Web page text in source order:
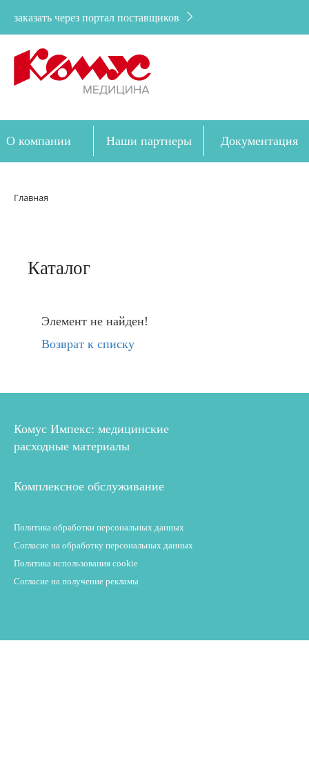
заказать через портал поставщиков
О компании Наши партнеры Документация
Главная
Каталог
Элемент не найден!
Возврат к списку
Комус Импекс: медицинские
расходные материалы
Комплексное обслуживание
Политика обработки персональных данных
Согласие на обработку персональных данных
Политика использования cookie
Согласие на получение рекламы